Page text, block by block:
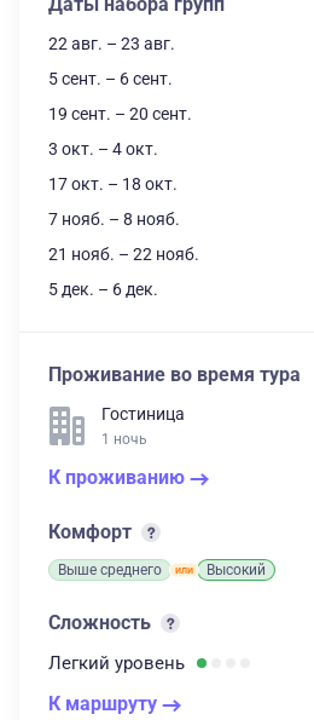
22 авг. – 23 авг.
5 сент. – 6 сент.
19 сент. – 20 сент.
3 окт. – 4 окт.
17 окт. – 18 окт.
7 нояб. – 8 нояб.
21 нояб. – 22 нояб.
5 дек. – 6 дек.
Проживание во время тура
Гостиница
1 ночь
К проживанию
Комфорт
Выше среднего Высокий
Сложность
Легкий уровень
К маршруту